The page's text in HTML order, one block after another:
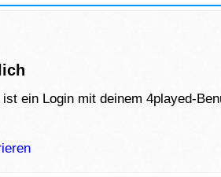
ein Login mit deinem 4played-